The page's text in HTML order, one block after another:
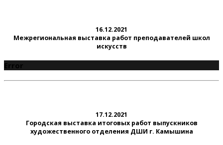
16.12.2021
Межрегиональная выставка работ преподавателей школ
искусств
Error
17.12.2021
Городская выставка итоговых работ выпускников
художественного отделения ДШИ г. Камышина